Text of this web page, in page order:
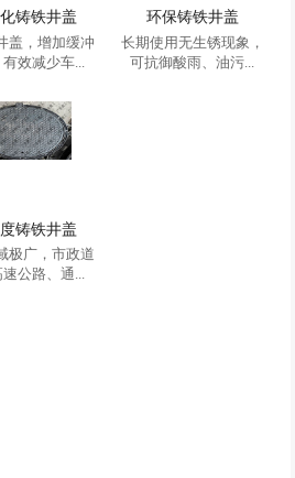
铸铁井盖
盖，增加缓冲
效减少车...
环保铸铁井盖
长期使用无生锈现象，
可抗御酸雨、油污...
铸铁井盖
极广，市政道
速公路、通...